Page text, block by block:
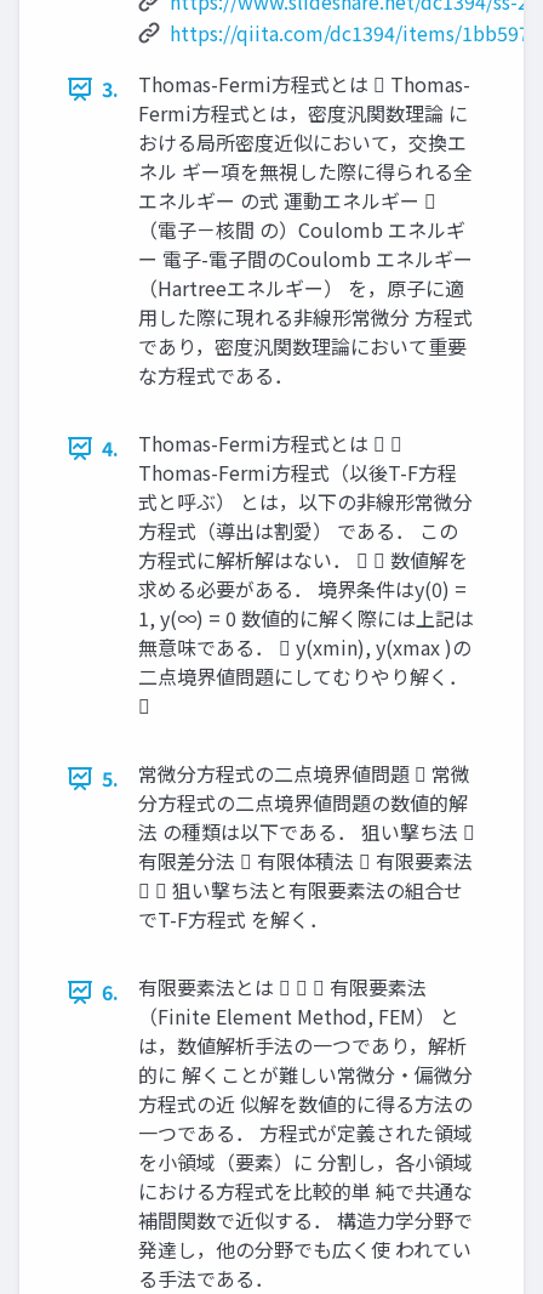
https://qiita.com/dc1394/items/
3.
Thomas-Fermi方程式とは  Thomas-
Fermi方程式とは，密度汎関数理論 に
おける局所密度近似において，交換エ
ネル ギー項を無視した際に得られる全
エネルギー の式 運動エネルギー 
（電子－核間 の）Coulomb エネルギ
ー 電子-電子間のCoulomb エネルギー
（Hartreeエネルギー） を，原子に適
用した際に現れる非線形常微分 方程式
であり，密度汎関数理論において重要
な方程式である．
4.
Thomas-Fermi方程式とは  
Thomas-Fermi方程式（以後T-F方程
式と呼ぶ） とは，以下の非線形常微分
方程式（導出は割愛） である． この
方程式に解析解はない．   数値解を
求める必要がある． 境界条件はy(0) =
1, y(∞) = 0 数値的に解く際には上記は
無意味である．  y(xmin), y(xmax )の
二点境界値問題にしてむりやり解く．

5.
常微分方程式の二点境界値問題  常微
分方程式の二点境界値問題の数値的解
法 の種類は以下である． 狙い撃ち法 
有限差分法  有限体積法  有限要素法
  狙い撃ち法と有限要素法の組合せ
でT-F方程式 を解く．
6.
有限要素法とは    有限要素法
（Finite Element Method, FEM） と
は，数値解析手法の一つであり，解析
的に 解くことが難しい常微分・偏微分
方程式の近 似解を数値的に得る方法の
一つである． 方程式が定義された領域
を小領域（要素）に 分割し，各小領域
における方程式を比較的単 純で共通な
補間関数で近似する． 構造力学分野で
発達し，他の分野でも広く使 われてい
る手法である．